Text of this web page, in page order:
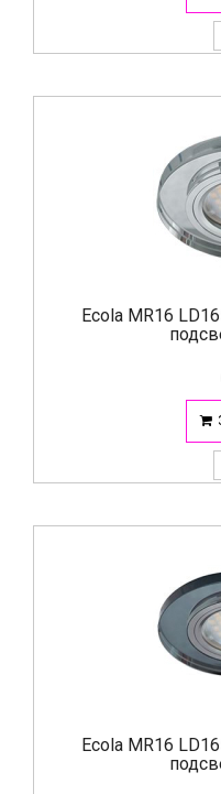
Ecola MR16
Ecola MR16